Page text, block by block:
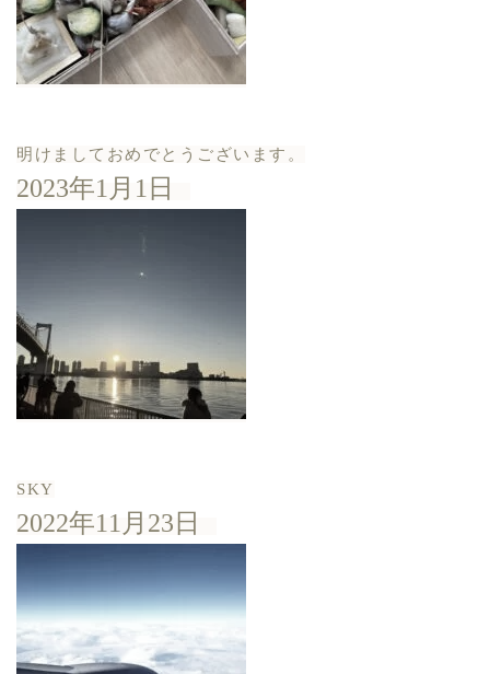
明けましておめでとうございます。
2023年1月1日
SKY
2022年11月23日